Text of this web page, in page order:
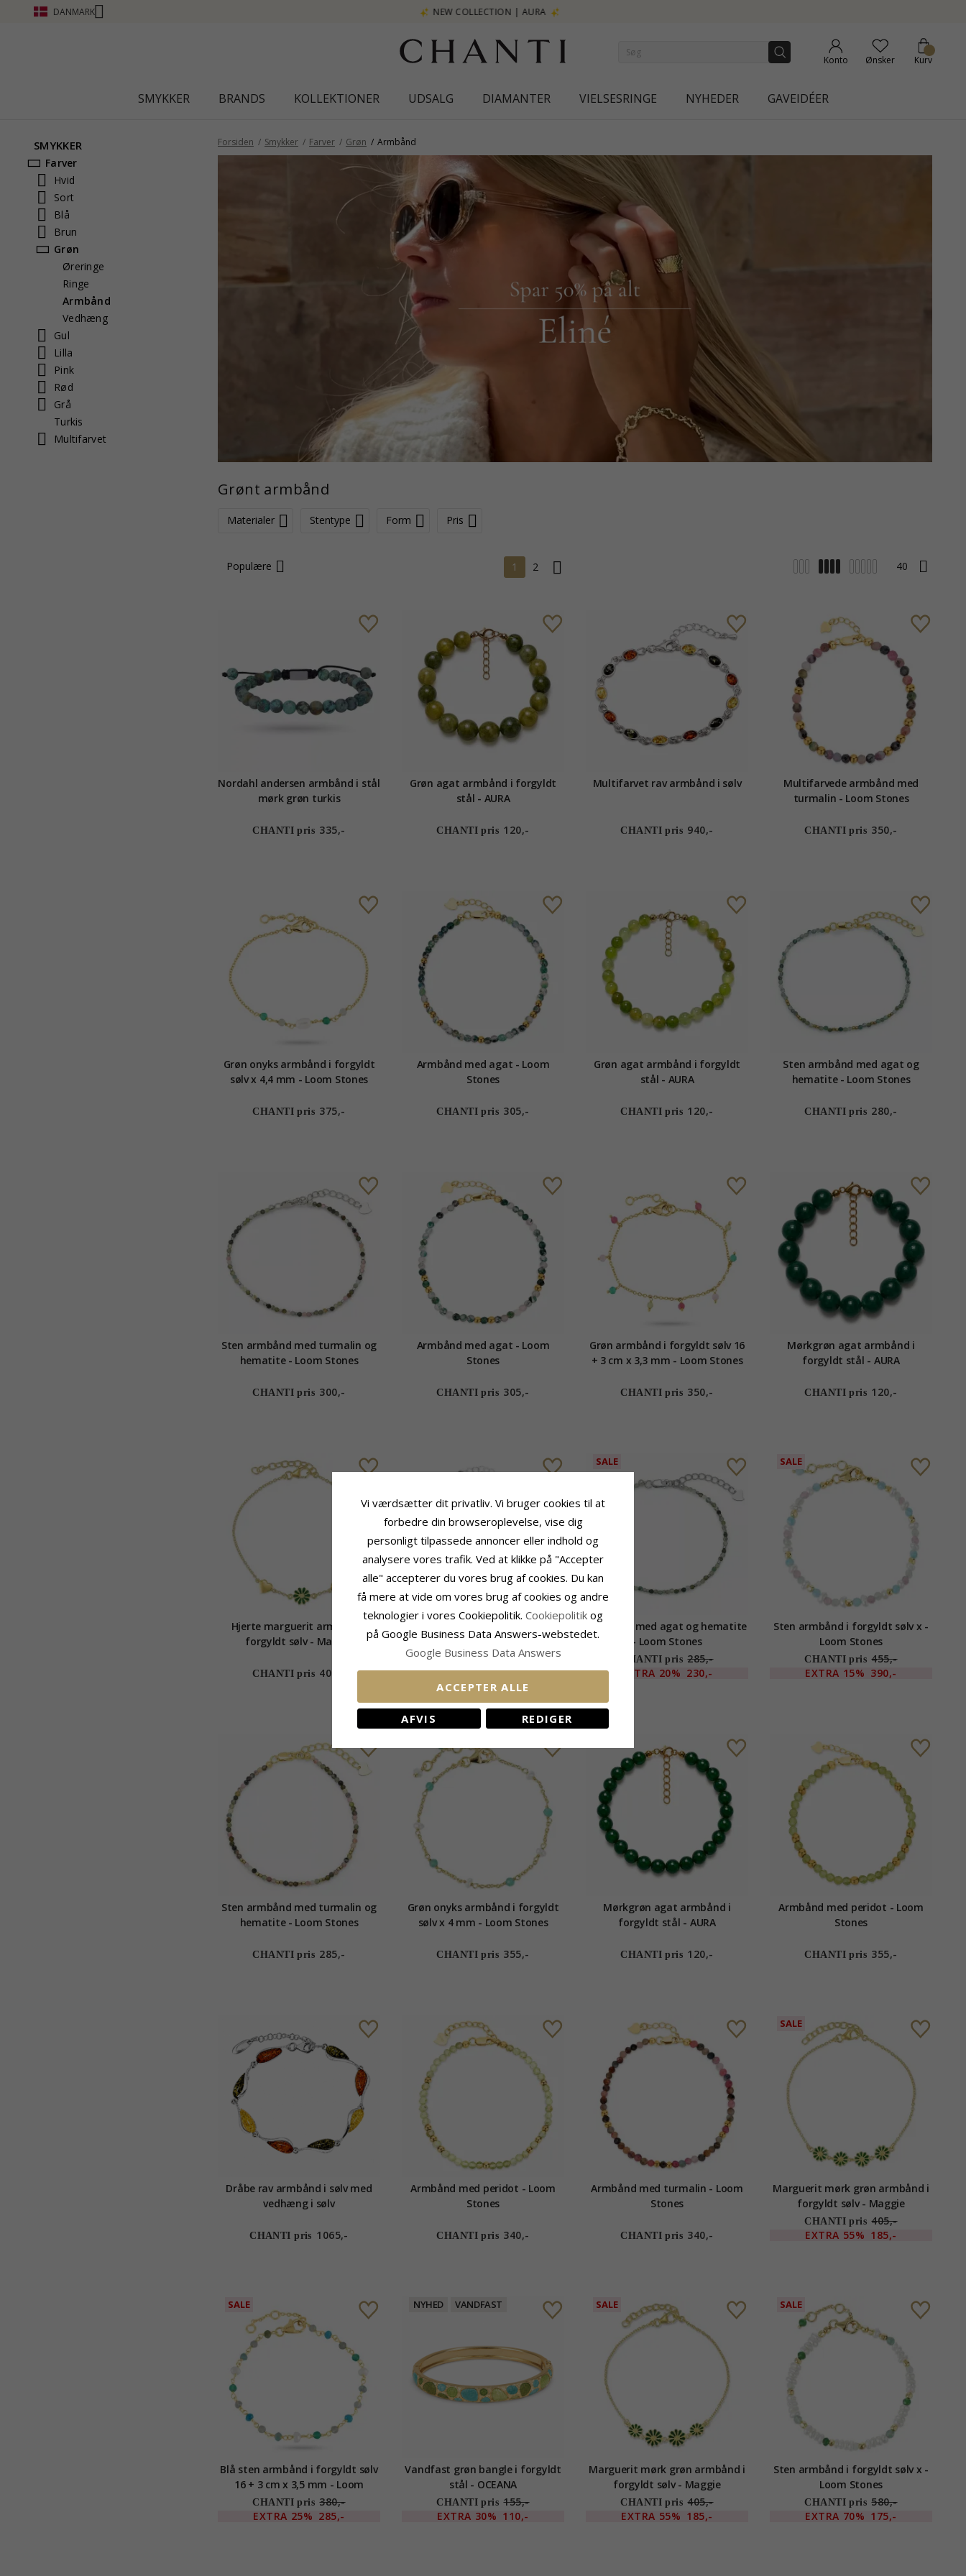
DANMARK NEW COLLECTION | AURA
Konto Ønsker Kurv
SMYKKER BRANDS KOLLEKTIONER UDSALG DIAMANTER VIELSESRINGE NYHEDER GAVEIDÉER
SMYKKER
Farver
Hvid
Sort
Blå
Brun
Grøn
Øreringe
Ringe
Armbånd
Vedhæng
Gul
Lilla
Pink
Rød
Grå
Turkis
Multifarvet
Forsiden Smykker Farver Grøn Armbånd
Grønt armbånd
Materialer Stentype Form Pris
Populære 1 2
Nordahl andersen armbånd i stål
mørk grøn turkis
CHANTI pris 335,-
Grøn agat armbånd i forgyldt
stål - AURA
CHANTI pris 120,-
Multifarvet rav armbånd i sølv
CHANTI pris 940,-
Multifarvede armbånd med
turmalin - Loom Stones
CHANTI pris 350,-
Grøn onyks armbånd i forgyldt
sølv x 4,4 mm - Loom Stones
CHANTI pris 375,-
Armbånd med agat - Loom
Stones
CHANTI pris 305,-
Grøn agat armbånd i forgyldt
stål - AURA
CHANTI pris 120,-
Sten armbånd med agat og
hematite - Loom Stones
CHANTI pris 280,-
Sten armbånd med turmalin og
hematite - Loom Stones
CHANTI pris 300,-
Armbånd med agat - Loom
Stones
CHANTI pris 305,-
Grøn armbånd i forgyldt sølv 16
+ 3 cm x 3,3 mm - Loom Stones
CHANTI pris 350,-
Mørkgrøn agat armbånd i
forgyldt stål - AURA
CHANTI pris 120,-
Hjerte marguerit armbånd i
forgyldt sølv - Maggie
CHANTI pris 405,-
Multifarvet rav armbånd i sølv
CHANTI pris 810,-
SALE
Armbånd med agat og hematite
- Loom Stones
CHANTI pris 285,-
EXTRA 20% 230,-
SALE
Sten armbånd i forgyldt sølv x -
Loom Stones
CHANTI pris 455,-
EXTRA 15% 390,-
Sten armbånd med turmalin og
hematite - Loom Stones
CHANTI pris 285,-
Grøn onyks armbånd i forgyldt
sølv x 4 mm - Loom Stones
CHANTI pris 355,-
Mørkgrøn agat armbånd i
forgyldt stål - AURA
CHANTI pris 120,-
Armbånd med peridot - Loom
Stones
CHANTI pris 355,-
Dråbe rav armbånd i sølv med
vedhæng i sølv
CHANTI pris 1065,-
Armbånd med peridot - Loom
Stones
CHANTI pris 340,-
Armbånd med turmalin - Loom
Stones
CHANTI pris 340,-
SALE
Marguerit mørk grøn armbånd i
forgyldt sølv - Maggie
CHANTI pris 405,-
EXTRA 55% 185,-
SALE
Blå sten armbånd i forgyldt sølv
16 + 3 cm x 3,5 mm - Loom
Stones
CHANTI pris 380,-
EXTRA 25% 285,-
NYHED VANDFAST
Vandfast grøn bangle i forgyldt
stål - OCEANA
CHANTI pris 155,-
EXTRA 30% 110,-
SALE
Marguerit mørk grøn armbånd i
forgyldt sølv - Maggie
CHANTI pris 405,-
EXTRA 55% 185,-
SALE
Sten armbånd i forgyldt sølv x -
Loom Stones
CHANTI pris 580,-
EXTRA 70% 175,-
Vi værdsætter dit privatliv. Vi bruger cookies til at
forbedre din browseroplevelse, vise dig
personligt tilpassede annoncer eller indhold og
analysere vores trafik. Ved at klikke på "Accepter
alle" accepterer du vores brug af cookies. Du kan
få mere at vide om vores brug af cookies og andre
teknologier i vores Cookiepolitik. Cookiepolitik og
på Google Business Data Answers-webstedet.
Google Business Data Answers
ACCEPTER ALLE
AFVIS REDIGER